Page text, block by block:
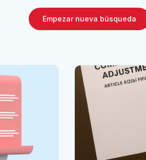
Empezar nueva búsqueda